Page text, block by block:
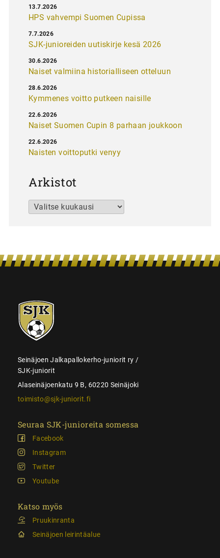
HPS vahvempi Suomen Cupissa
13.7.2026
SJK-junioreiden uutiskirje kesä 2026
7.7.2026
Naiset valmiina historialliseen otteluun
30.6.2026
Kymmenes voitto putkeen naisille
28.6.2026
Naiset Suomen Cupin 8 parhaan joukkoon
22.6.2026
Naisten voittoputki venyy
22.6.2026
Arkistot
Arkistot
SJK-
juniorit
Seinäjoen Jalkapallokerho-juniorit ry /
SJK-juniorit
Alaseinäjoenkatu 9 B, 60220 Seinäjoki
toimisto@sjk-juniorit.fi
Seuraa SJK-junioreita somessa
Facebook
Instagram
Twitter
Youtube
Katso myös
Pruukinranta
Seinäjoen leirintäalue